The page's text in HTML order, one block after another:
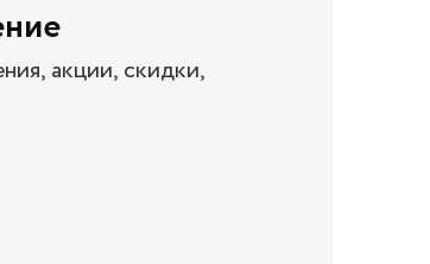
акции, скидки,